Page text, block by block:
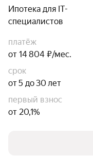
Ипотека для IT-
специалистов
платёж
от 14 804 ₽/мес.
срок
от 5 до 30 лет
первый взнос
от 20,1%